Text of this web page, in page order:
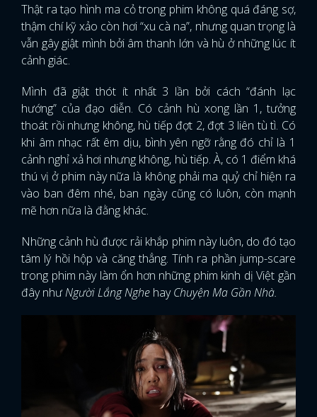
Thật ra tạo hình ma cỏ trong phim không quá đáng sợ,
thậm chí kỹ xảo còn hơi “xu cà na”, nhưng quan trọng là
vẫn gây giật mình bởi âm thanh lớn và hù ở những lúc ít
cảnh giác.
Mình đã giật thót ít nhất 3 lần bởi cách “đánh lạc
hướng” của đạo diễn. Có cảnh hù xong lần 1, tưởng
thoát rồi nhưng không, hù tiếp đợt 2, đợt 3 liên tù tì. Có
khi âm nhạc rất êm dịu, bình yên ngỡ rằng đó chỉ là 1
cảnh nghỉ xả hơi nhưng không, hù tiếp. À, có 1 điểm khá
thú vị ở phim này nữa là không phải ma quỷ chỉ hiện ra
vào ban đêm nhé, ban ngày cũng có luôn, còn mạnh
mẽ hơn nữa là đằng khác.
Những cảnh hù được rải khắp phim này luôn, do đó tạo
tâm lý hồi hộp và căng thẳng. Tính ra phần jump-scare
trong phim này làm ổn hơn những phim kinh dị Việt gần
đây nhưNgười Lắng Nghe hayChuyện Ma Gần Nhà.